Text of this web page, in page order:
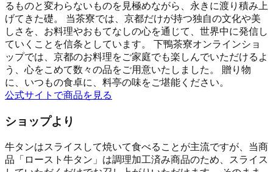
るものと変わらないものを見極めながら、永きに渡り積み上
げてきた礎。 当茶寮では、京都だけが持つ独自の文化や美
しさを、お料理やおもてなしの心を通じて、世界中に発信し
ていくことを信条としています。 下鴨茶寮オンラインショ
ップでは、京都のお料理をご家庭でも楽しんでいただけるよ
う、心をこめて数々の品をご用意いたしました。 贈り物
に、いつもの食卓に、料亭の味をご堪能ください。
公式サイトで商品を見る
ショップより
牛タンはスライスして焼いて食べることが主流ですが、当商
品「ロースト牛タン」は調理加工済み商品のため、スライス